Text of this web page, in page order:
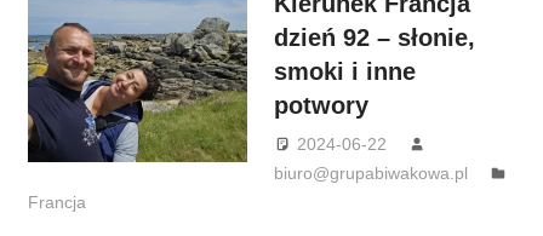
dzień 92 – słonie,
smoki i inne
potwory
2024-06-22
biuro@grupabiwakowa.pl
Francja